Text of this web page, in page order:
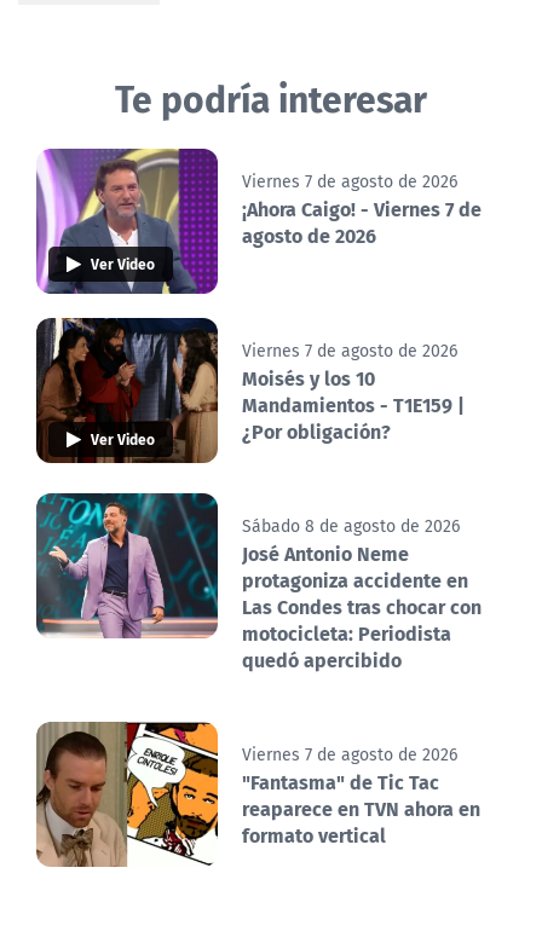
Te podría interesar
Ver Video
Viernes 7 de agosto de 2026
¡Ahora Caigo! - Viernes 7 de
agosto de 2026
Ver Video
Viernes 7 de agosto de 2026
Moisés y los 10
Mandamientos - T1E159 |
¿Por obligación?
Sábado 8 de agosto de 2026
José Antonio Neme
protagoniza accidente en
Las Condes tras chocar con
motocicleta: Periodista
quedó apercibido
Viernes 7 de agosto de 2026
"Fantasma" de Tic Tac
reaparece en TVN ahora en
formato vertical